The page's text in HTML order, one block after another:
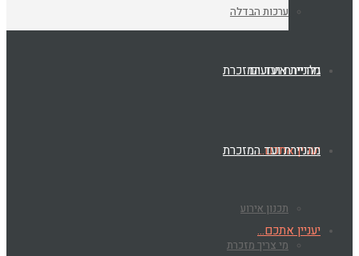
ועד המזכרת
אתכם…
מי צריך מזכרת
ערכות הבדלה
אירועים
ועד המזכרת
אתכם…